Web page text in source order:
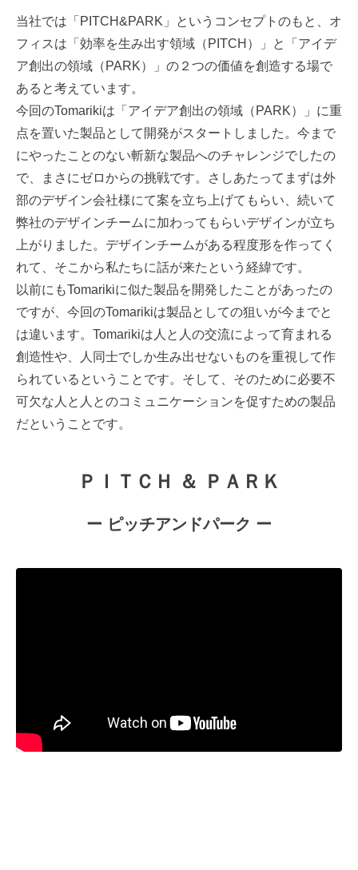
当社では「PITCH&PARK」というコンセプトのもと、オ
フィスは「効率を生み出す領域（PITCH）」と「アイデ
ア創出の領域（PARK）」の２つの価値を創造する場で
あると考えています。
今回のTomarikiは「アイデア創出の領域（PARK）」に重
点を置いた製品として開発がスタートしました。今まで
にやったことのない斬新な製品へのチャレンジでしたの
で、まさにゼロからの挑戦です。さしあたってまずは外
部のデザイン会社様にて案を立ち上げてもらい、続いて
弊社のデザインチームに加わってもらいデザインが立ち
上がりました。デザインチームがある程度形を作ってく
れて、そこから私たちに話が来たという経緯です。
以前にもTomarikiに似た製品を開発したことがあったの
ですが、今回のTomarikiは製品としての狙いが今までと
は違います。Tomarikiは人と人の交流によって育まれる
創造性や、人同士でしか生み出せないものを重視して作
られているということです。そして、そのために必要不
可欠な人と人とのコミュニケーションを促すための製品
だということです。
ＰＩＴＣＨ ＆ ＰＡＲＫ
ー ピッチアンドパーク ー